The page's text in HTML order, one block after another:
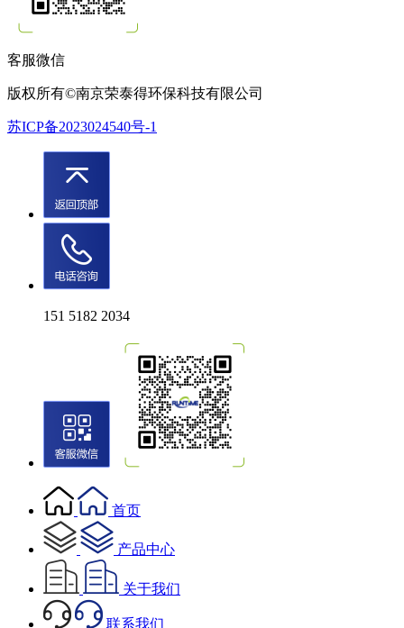
客服微信
版权所有©南京荣泰得环保科技有限公司
苏ICP备2023024540号-1
151 5182 2034
首页
产品中心
关于我们
联系我们